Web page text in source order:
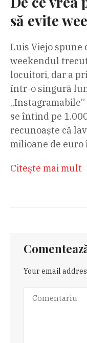
să evite
Luis Viejo spune
weekendul
locuitori, dar a
într-o singură
se întind pe
recunoaște că
milioane de
Citeşte mai mult
Your email